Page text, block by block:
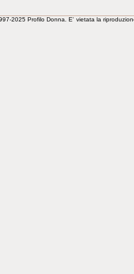
2025 Profilo Donna. E' vietata la